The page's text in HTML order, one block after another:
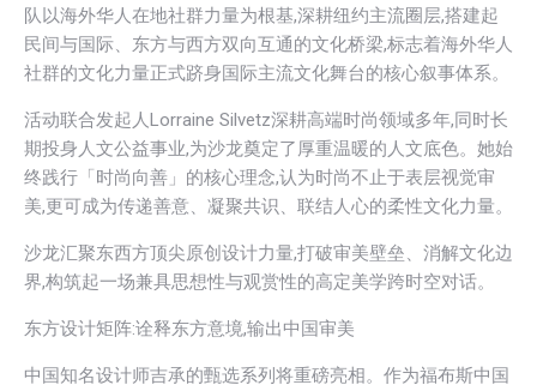
队以海外华人在地社群力量为根基,深耕纽约主流圈层,搭建起
民间与国际、东方与西方双向互通的文化桥梁,标志着海外华人
社群的文化力量正式跻身国际主流文化舞台的核心叙事体系。
活动联合发起人Lorraine Silvetz深耕高端时尚领域多年,同时长
期投身人文公益事业,为沙龙奠定了厚重温暖的人文底色。她始
终践行「时尚向善」的核心理念,认为时尚不止于表层视觉审
美,更可成为传递善意、凝聚共识、联结人心的柔性文化力量。
沙龙汇聚东西方顶尖原创设计力量,打破审美壁垒、消解文化边
界,构筑起一场兼具思想性与观赏性的高定美学跨时空对话。
东方设计矩阵:诠释东方意境,输出中国审美
中国知名设计师吉承的甄选系列将重磅亮相。作为福布斯中国